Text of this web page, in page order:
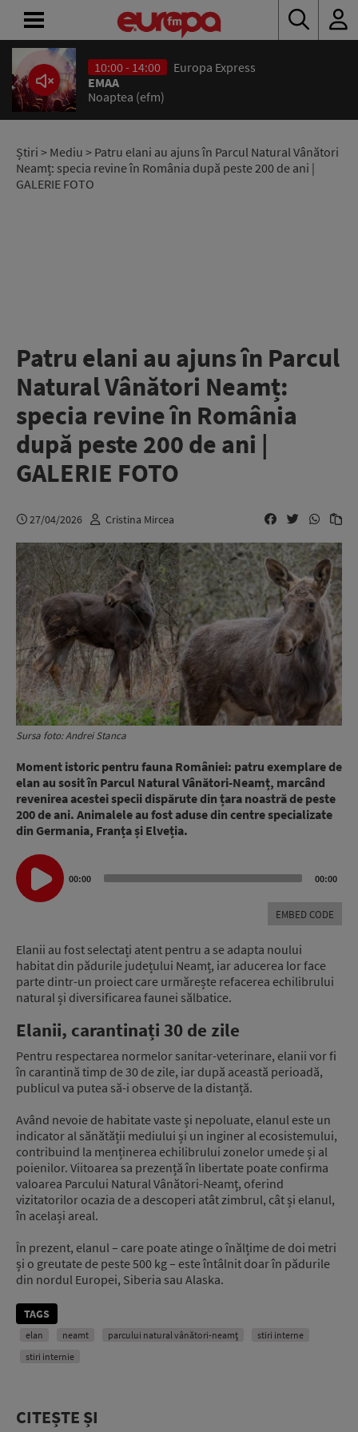
10:00 - 14:00
Europa Express
EMAA
Noaptea (efm)
Știri > Mediu > Patru elani au ajuns în Parcul Natural Vânători
Neamț: specia revine în România după peste 200 de ani |
GALERIE FOTO
Patru elani au ajuns în Parcul
Natural Vânători Neamț:
specia revine în România
după peste 200 de ani |
GALERIE FOTO
27/04/2026 Cristina Mircea
Sursa foto: Andrei Stanca
Moment istoric pentru fauna României: patru exemplare de
elan au sosit în Parcul Natural Vânători-Neamț, marcând
revenirea acestei specii dispărute din țara noastră de peste
200 de ani. Animalele au fost aduse din centre specializate
din Germania, Franța și Elveția.
Audio
Player
00:00 00:00
EMBED CODE
Elanii au fost selectați atent pentru a se adapta noului
habitat din pădurile județului Neamț, iar aducerea lor face
parte dintr-un proiect care urmărește refacerea echilibrului
natural și diversificarea faunei sălbatice.
Elanii, carantinați 30 de zile
Pentru respectarea normelor sanitar-veterinare, elanii vor fi
în carantină timp de 30 de zile, iar după această perioadă,
publicul va putea să-i observe de la distanță.
Având nevoie de habitate vaste și nepoluate, elanul este un
indicator al sănătății mediului și un inginer al ecosistemului,
contribuind la menținerea echilibrului zonelor umede și al
poienilor. Viitoarea sa prezență în libertate poate confirma
valoarea Parcului Natural Vânători-Neamț, oferind
vizitatorilor ocazia de a descoperi atât zimbrul, cât și elanul,
în același areal.
În prezent, elanul – care poate atinge o înălțime de doi metri
și o greutate de peste 500 kg – este întâlnit doar în pădurile
din nordul Europei, Siberia sau Alaska.
TAGS
elan neamt parcului natural vânători-neamț
stiri interne
stiri internie
CITEȘTE ȘI
ACASĂ
ȘTIRI
RADIO
CONCURSURI